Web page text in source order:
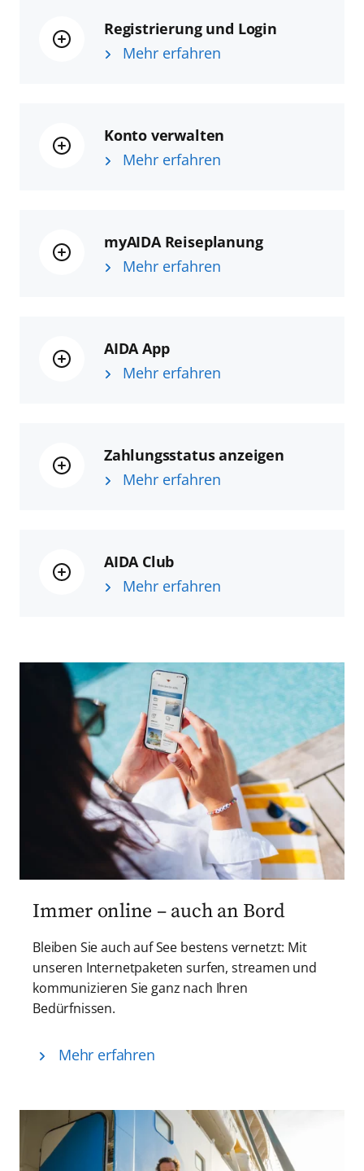
Registrierung und Login
Mehr erfahren
Konto verwalten
Mehr erfahren
myAIDA Reiseplanung
Mehr erfahren
AIDA App
Mehr erfahren
Zahlungsstatus anzeigen
Mehr erfahren
AIDA Club
Mehr erfahren
Immer online – auch an Bord
Bleiben Sie auch auf See bestens vernetzt: Mit
unseren Internetpaketen surfen, streamen und
kommunizieren Sie ganz nach Ihren
Bedürfnissen.
Mehr erfahren